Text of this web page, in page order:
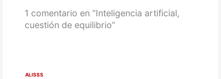
1 comentario en “Inteligencia artificial,
cuestión de equilibrio”
ALISSS